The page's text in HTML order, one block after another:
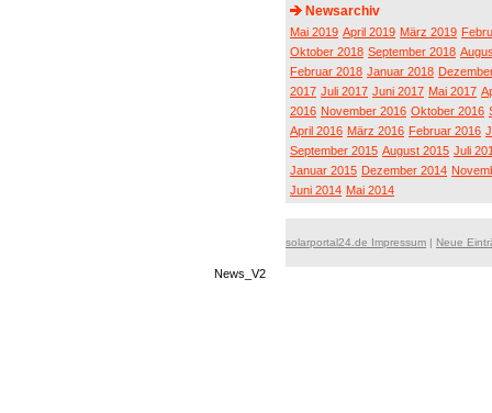
Newsarchiv
Mai 2019 April 2019 März 2019
Oktober 2018 September 2018
Februar 2018 Januar 2018
2017 Juli 2017 Juni 2017 Mai 2017
2016 November 2016 Oktober 2016
April 2016 März 2016 Februar 2016
September 2015 August 2015 Juli
Januar 2015 Dezember 2014
Juni 2014 Mai 2014
solarportal24.de Impressum | Neue
News_V2